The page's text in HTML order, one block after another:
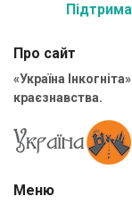
Про сайт
«Україна
краєзнавства.
Меню